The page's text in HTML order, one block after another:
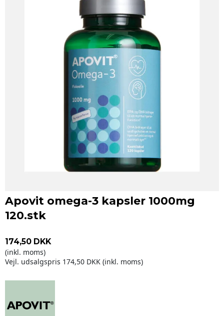
Apovit omega-3 kapsler 1000mg
120.stk
174,50 DKK
(inkl. moms)
Vejl. udsalgspris 174,50 DKK (inkl. moms)